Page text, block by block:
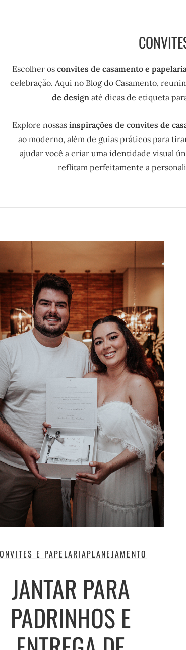
Escolher os convites de casamento e papelaria
celebração. Aqui no Blog do Casamento,
de design até dicas de etiqueta
Explore nossas inspirações de convites de
ao moderno, além de guias práticos para
ajudar você a criar uma identidade visual
reflitam perfeitamente a
E PAPELARIAPLANEJAMENTO
JANTAR PARA
PADRINHOS E